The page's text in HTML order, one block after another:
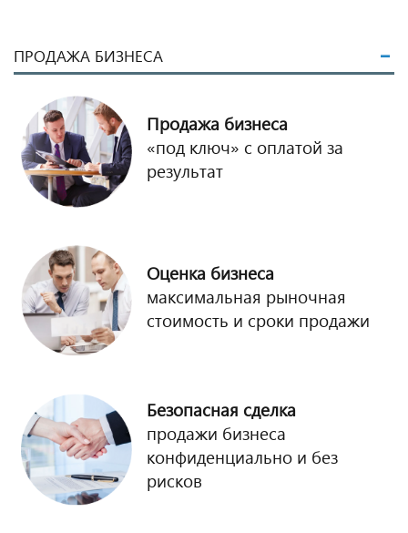
ПРОДАЖА БИЗНЕСА
Продажа бизнеса
«под ключ» с оплатой за
результат
Оценка бизнеса
максимальная рыночная
стоимость и сроки продажи
Безопасная сделка
продажи бизнеса
конфиденциально и без
рисков